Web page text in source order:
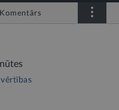
Komentārs